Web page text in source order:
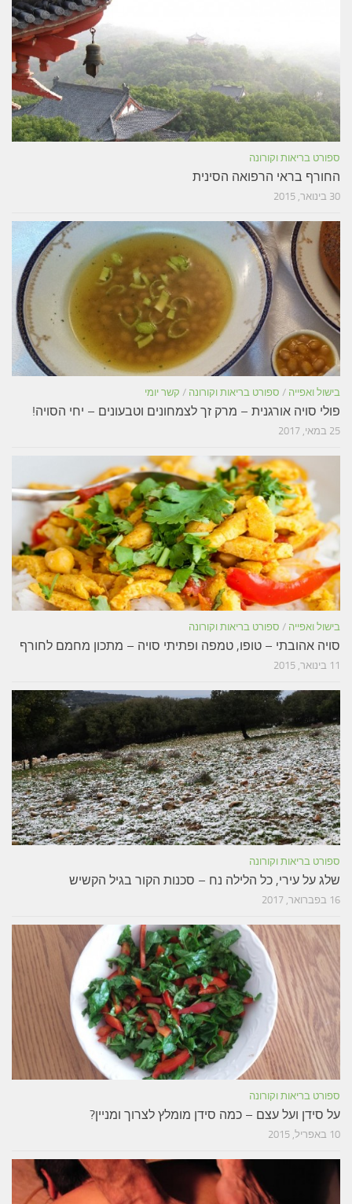
ספורט בריאות וקורונה
החורף בראי הרפואה הסינית
30 בינואר, 2015
בישול ואפייה / ספורט בריאות וקורונה / קשר יומי
פולי סויה אורגנית – מרק זך לצמחונים וטבעונים – יחי הסויה!
25 במאי, 2017
בישול ואפייה / ספורט בריאות וקורונה
סויה אהובתי – טופו, טמפה ופתיתי סויה – מתכון מחמם לחורף
11 בינואר, 2015
ספורט בריאות וקורונה
שלג על עירי, כל הלילה נח – סכנות הקור בגיל הקשיש
16 בפברואר, 2017
ספורט בריאות וקורונה
על סידן ועל עצם – כמה סידן מומלץ לצרוך ומניין?
10 באפריל, 2015